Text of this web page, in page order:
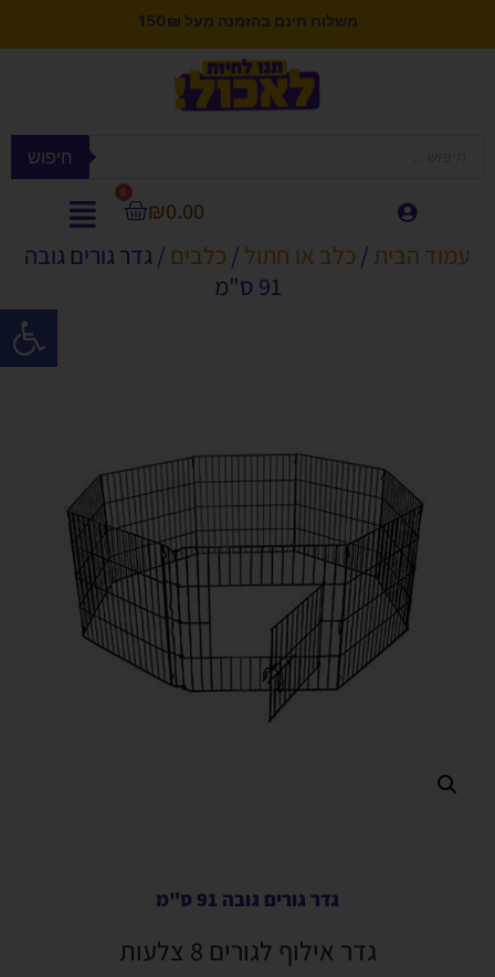
פתח
משלוח חינם בהזמנה מעל 150₪
חיפוש
₪0.00
0
עמוד הבית / כלב או חתול / כלבים / גדר גורים גובה
91 ס"מ
גדר גורים גובה 91 ס"מ
גדר אילוף לגורים 8 צלעות